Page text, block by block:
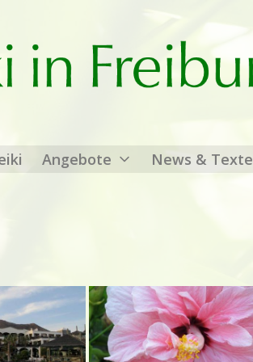
Angebote News & Texte